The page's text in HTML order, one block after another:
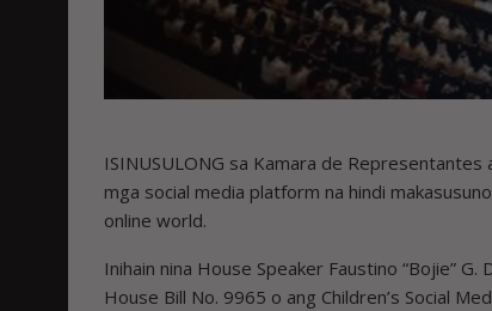
ISINUSULONG sa Kamara de
mga social media platform na hindi
online world.
Inihain nina House Speaker Faustino “Bojie”
House Bill No. 9965 o ang Children’s Social